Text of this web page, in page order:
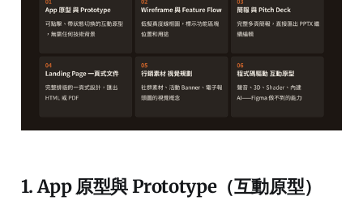
1. App 原型與 Prototype（互動原型）